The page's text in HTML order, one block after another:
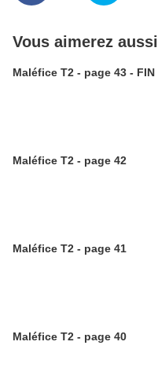
Vous aimerez aussi
Maléfice T2 - page 43 -
Maléfice T2 - page 42
Maléfice T2 - page 41
Maléfice T2 - page 40